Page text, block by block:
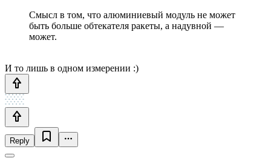
Смысл в том, что алюминиевый модуль не может
быть больше обтекателя ракеты, а надувной —
может.
И то лишь в одном измерении :)
Reply